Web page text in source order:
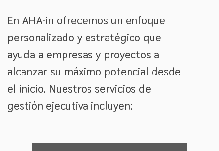
En AHA-in ofrecemos un enfoque
personalizado y estratégico que
ayuda a empresas y proyectos a
alcanzar su máximo potencial desde
el inicio. Nuestros servicios de
gestión ejecutiva incluyen: